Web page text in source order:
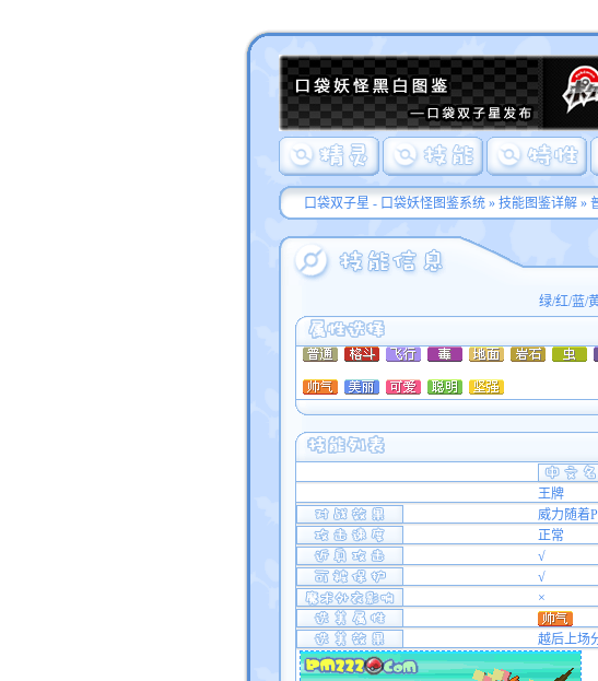
口袋双子星 - 口袋妖怪图鉴系统» 技能图鉴详解»
绿/红/蓝/
王牌
威力随着
正常
√
√
×
越后上场